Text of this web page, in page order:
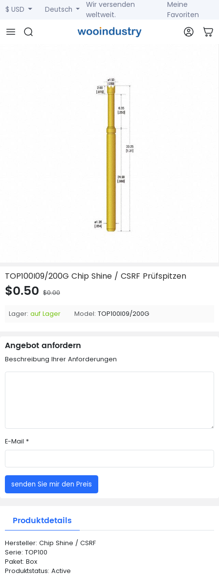
$ USD Deutsch
Wir versenden
weltweit.
Meine
Favoriten
TOP100I09/200G Chip Shine / CSRF Prüfspitzen
$0.50 $0.00
Lager: auf Lager Model: TOP100I09/200G
Angebot anfordern
Beschreibung Ihrer Anforderungen
E-Mail *
senden Sie mir den Preis
Produktdetails
Hersteller: Chip Shine / CSRF
Serie: TOP100
Paket: Box
Produktstatus: Active